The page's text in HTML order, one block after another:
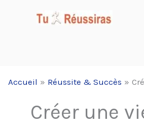
Accueil Réussite & Succès
Créer une